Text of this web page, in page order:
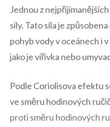
Jednou z
síly. Tato síla je
pohyb vody v oceánech i
jako je vířivka nebo
Podle Coriolisova efektu
ve směru hodinových
proti směru hodinových